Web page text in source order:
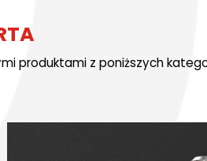
produktami z poniższych